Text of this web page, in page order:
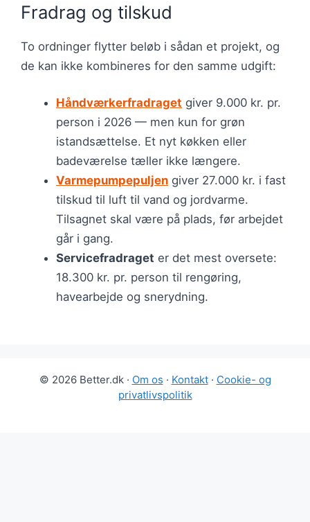
Fradrag og tilskud
To ordninger flytter beløb i sådan et projekt, og
de kan ikke kombineres for den samme udgift:
Håndværkerfradraget giver 9.000 kr. pr.
person i 2026 — men kun for grøn
istandsættelse. Et nyt køkken eller
badeværelse tæller ikke længere.
Varmepumpepuljen giver 27.000 kr. i fast
tilskud til luft til vand og jordvarme.
Tilsagnet skal være på plads, før arbejdet
går i gang.
Servicefradraget er det mest oversete:
18.300 kr. pr. person til rengøring,
havearbejde og snerydning.
© 2026 Better.dk · Om os · Kontakt· Cookie- og
privatlivspolitik